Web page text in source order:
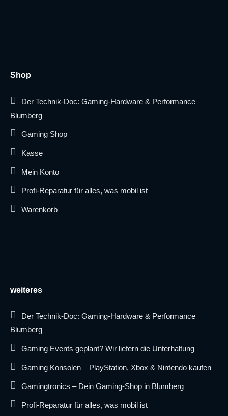
Shop
Der Technik-Doc: Gaming-Hardware & Performance
Blumberg
Gaming Shop
Kasse
Mein Konto
Profi-Reparatur für alles, was mobil ist
Warenkorb
weiteres
Der Technik-Doc: Gaming-Hardware & Performance
Blumberg
Gaming Events geplant? Wir liefern die Unterhaltung
Gaming Konsolen – PlayStation, Xbox & Nintendo kaufen
Gamingtronics – Dein Gaming-Shop in Blumberg
Profi-Reparatur für alles, was mobil ist